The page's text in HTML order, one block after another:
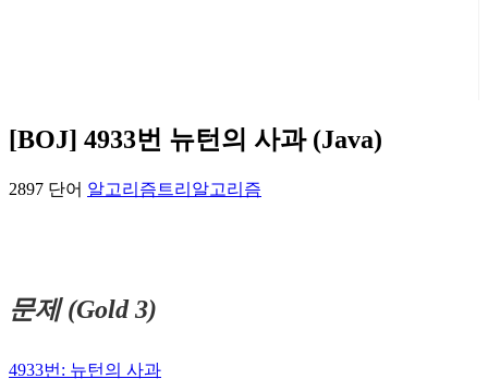
[BOJ] 4933번 뉴턴의 사과 (Java)
2897 단어 알고리즘 트리 알고리즘
문제 (Gold 3)
4933번: 뉴턴의 사과